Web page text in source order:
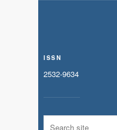
ISSN
2532-9634